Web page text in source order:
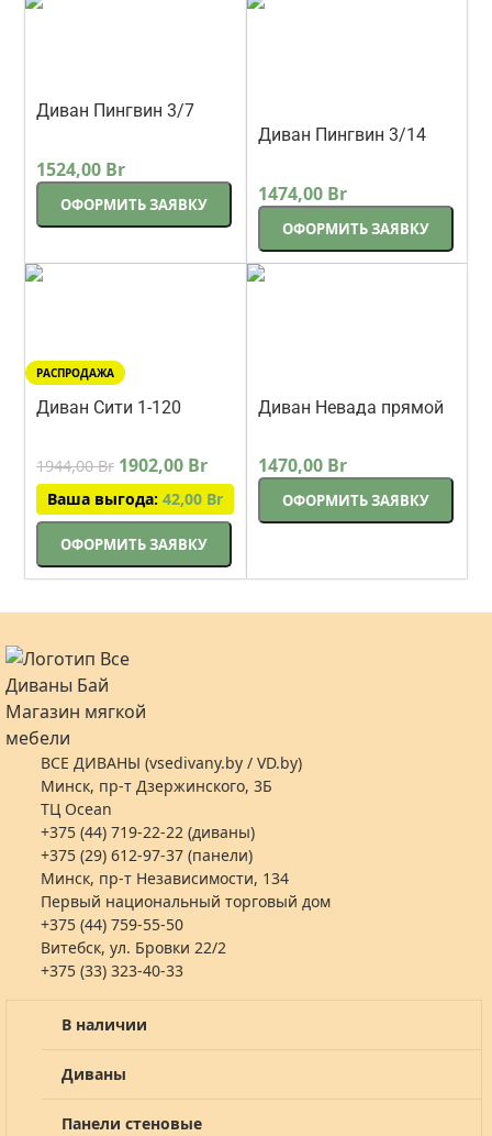
Диван Пингвин 3/7
бежевый
1524,00 Br
ОФОРМИТЬ ЗАЯВКУ
Диван Пингвин 3/14
серый шенилл
1474,00 Br
ОФОРМИТЬ ЗАЯВКУ
РАСПРОДАЖА
Диван Сити 1-120
1944,00Br 1902,00 Br
Ваша выгода: 42,00 Br
ОФОРМИТЬ ЗАЯВКУ
Диван Невада прямой
подлокотников
бежевый
1470,00 Br
ОФОРМИТЬ ЗАЯВКУ
ВСЕ ДИВАНЫ (vsedivany.by / VD.by)
Минск, пр-т Дзержинского, 3Б
ТЦ Ocean
+375 (44) 719-22-22 (диваны)
+375 (29) 612-97-37 (панели)
Минск, пр-т Независимости, 134
Первый национальный торговый дом
+375 (44) 759-55-50
Витебск, ул. Бровки 22/2
+375 (33) 323-40-33
В наличии
Диваны
Панели стеновые